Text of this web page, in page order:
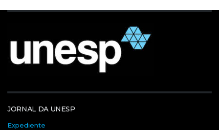
JORNAL DA UNESP
Expediente